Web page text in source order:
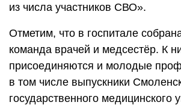
из числа участников СВО».
Отметим, что в госпитале
команда врачей и медсестёр. К
присоединяются и молодые
в том числе выпускники
государственного медицинского